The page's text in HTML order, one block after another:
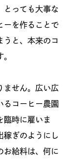
とっても大事な
ーを作ることで
と、本来のコ
ません。広い広
るコーヒー農園
臨時に雇いま
稼ぎのようにし
お給料は、何に